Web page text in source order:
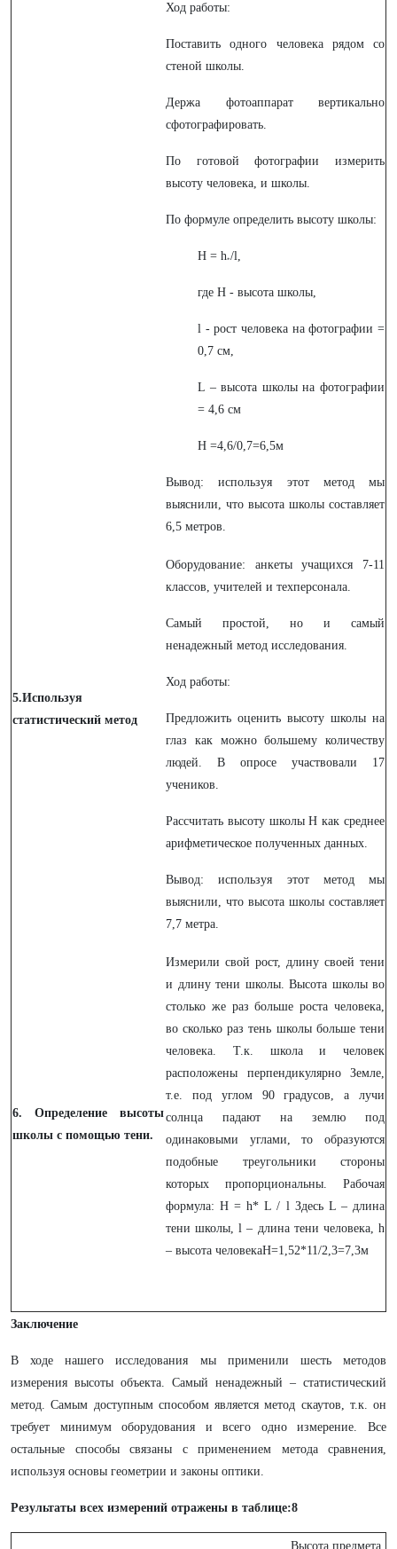
Ход работы:
Поставить одного человека рядом со
стеной школы.
Держа фотоаппарат вертикально
сфотографировать.
По готовой фотографии измерить
высоту человека, и школы.
По формуле определить высоту школы:
H = h*/l,
где H - высота школы,
l - рост человека на фотографии =
0,7 см,
L – высота школы на фотографии
= 4,6 см
H =4,6/0,7=6,5м
Вывод: используя этот метод мы
выяснили, что высота школы составляет
6,5 метров.
5.Используя
статистический метод
Оборудование: анкеты учащихся 7-11
классов, учителей и техперсонала.
Самый простой, но и самый
ненадежный метод исследования.
Ход работы:
Предложить оценить высоту школы на
глаз как можно большему количеству
людей. В опросе участвовали 17
учеников.
Рассчитать высоту школы H как среднее
арифметическое полученных данных.
Вывод: используя этот метод мы
выяснили, что высота школы составляет
7,7 метра.
6. Определение высоты
школы с помощью тени.
Измерили свой рост, длину своей тени
и длину тени школы. Высота школы во
столько же раз больше роста человека,
во сколько раз тень школы больше тени
человека. Т.к. школа и человек
расположены перпендикулярно Земле,
т.е. под углом 90 градусов, а лучи
солнца падают на землю под
одинаковыми углами, то образуются
подобные треугольники стороны
которых пропорциональны. Рабочая
формула: H = h* L / l Здесь L – длина
тени школы, l – длина тени человека, h
– высота человекаH=1,52*11/2,3=7,3м
Заключение
В ходе нашего исследования мы применили шесть методов
измерения высоты объекта. Самый ненадежный – статистический
метод. Самым доступным способом является метод скаутов, т.к. он
требует минимум оборудования и всего одно измерение. Все
остальные способы связаны с применением метода сравнения,
используя основы геометрии и законы оптики.
Результаты всех измерений отражены в таблице:8
Высота предмета